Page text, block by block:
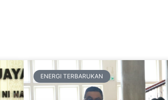
ENERGI TERBARUKAN